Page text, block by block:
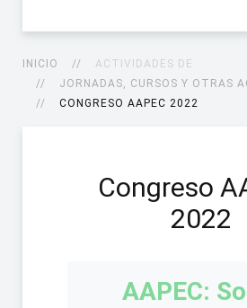
INICIO
ACTIVIDADES DE
JORNADAS, CURSOS Y OTRAS
CONGRESO AAPEC 2022
Congreso
2022
AAPEC: